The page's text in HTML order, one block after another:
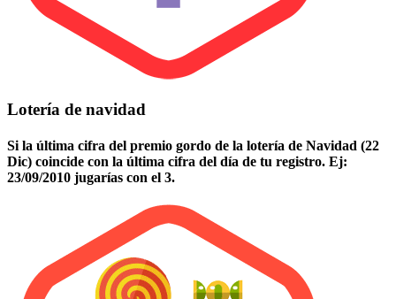
Lotería de navidad
Si la última cifra del premio gordo de la lotería de Navidad (22
Dic) coincide con la última cifra del día de tu registro. Ej:
23/09/2010 jugarías con el 3.